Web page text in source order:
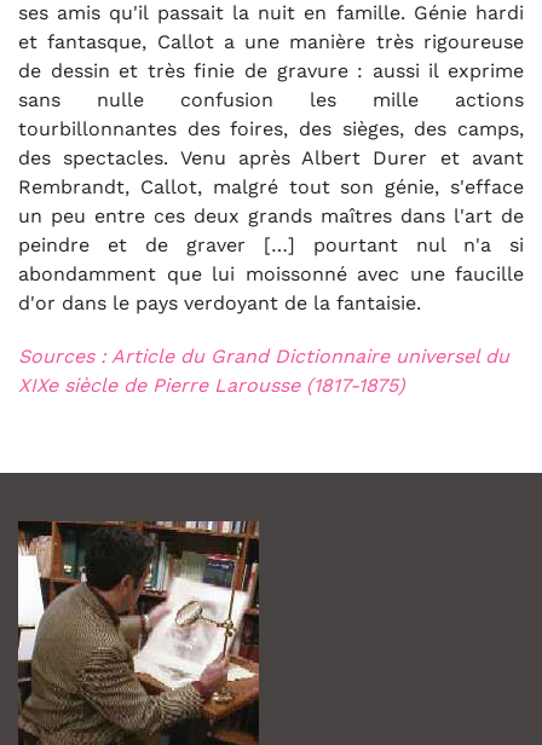
ses amis qu'il passait la nuit en famille. Génie hardi
et fantasque, Callot a une manière très rigoureuse
de dessin et très finie de gravure : aussi il exprime
sans nulle confusion les mille actions
tourbillonnantes des foires, des sièges, des camps,
des spectacles. Venu après Albert Durer et avant
Rembrandt, Callot, malgré tout son génie, s'efface
un peu entre ces deux grands maîtres dans l'art de
peindre et de graver […] pourtant nul n'a si
abondamment que lui moissonné avec une faucille
d'or dans le pays verdoyant de la fantaisie.
Sources : Article du Grand Dictionnaire universel du
XIXe siècle de Pierre Larousse (1817-1875)